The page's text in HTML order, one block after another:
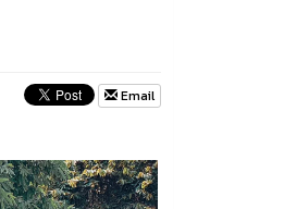
Email